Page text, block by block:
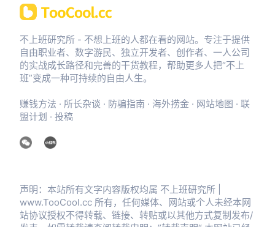
键词，自动生成视频文案、素材、
字幕和背景音乐。 2、支持多种视频
尺寸：包括竖屏（9…
不上班研究所 - 不想上班的人都在看的网站。专注于提供
自由职业者、数字游民、独立开发者、创作者、一人公司
的实战成长路径和完善的干货教程，帮助更多人把“不上
班”变成一种可持续的自由人生。
赚钱方法 · 所长杂谈 · 防骗指南 · 海外捞金 · 网站地图 · 联
盟计划 · 投稿
声明：本站所有文字内容版权均属 不上班研究所 |
www.TooCool.cc 所有，任何媒体、网站或个人未经本网
站协议授权不得转载、链接、转贴或以其他方式复制发布/